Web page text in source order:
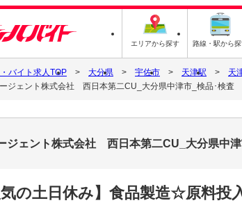
エリアから探す 路線・駅から
バイト求人TOP 大分県 宇佐市 天津駅 天
ジェント株式会社 西日本第二CU_大分県中津市_検品･検査
ジェント株式会社 西日本第二CU_大分県中
気の土日休み】食品製造☆原料